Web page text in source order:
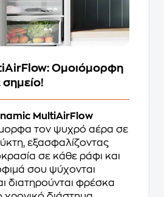
Ομοιόμορφη
MultiAirFlow
τον ψυχρό αέρα σε
εξασφαλίζοντας
σε κάθε ράφι και
σου ψύχονται
διατηρούνται φρέσκα